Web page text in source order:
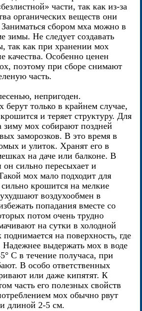
части, так как из-за
органических веществ они
Заниматься сбором мха можно в
зимы. Не следует создавать
так как при хранении мох
качества. Особенно ценен
поэтому при сборе снимают
часть.
непригоден.
только в крайнем случае,
и теряет структуру. Для
зиму мох собирают поздней
заморозков. В это время в
и улиток. Хранят его в
на даче или балконе. В
сильно пересыхает и
мох мало подходит для
сильно крошится на мелкие
воздухообмен в
попадания вместе со
потом очень трудно
на сутки в холодной
поднимается на поверхность, где
выдержать мох в воде
С в течение получаса, при
В особо ответственных
или даже кипятят. К
часть его полезных свойств
мох обычно рвут
длиной 2-5 см.